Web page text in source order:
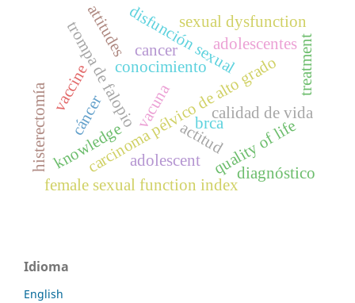
brca
carcinoma pélvico de alto grado
trompa de falopio calidad de vida
disfunción sexual
quality of life
sexual dysfunction
female sexual function index
vacuna
conocimiento
actitud
adolescentes
vaccine
knowledge
attitudes
adolescent
histerectomía
diagnóstico
cáncer
cancer treatment
Idioma
English